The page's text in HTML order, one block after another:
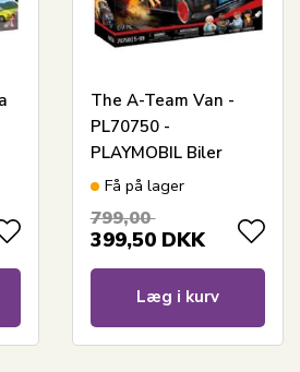
The A-Team Van -
PL70750 -
PLAYMOBIL Biler
Få på lager
799,00
399,50 DKK
Læg i kurv